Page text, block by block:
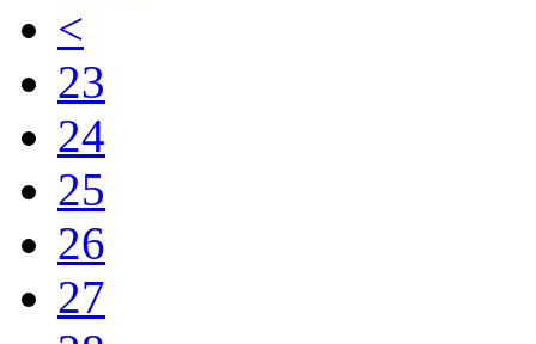
<
23
24
25
26
27